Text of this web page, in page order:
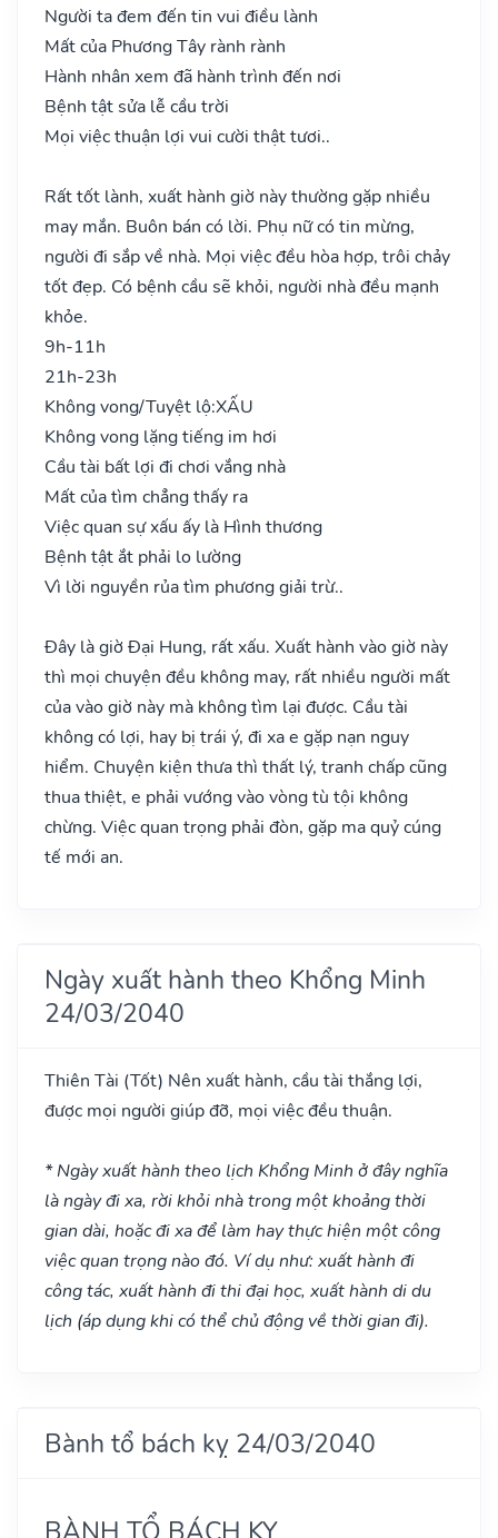
Người ta đem đến tin vui điều lành
Mất của Phương Tây rành rành
Hành nhân xem đã hành trình đến nơi
Bệnh tật sửa lễ cầu trời
Mọi việc thuận lợi vui cười thật tươi..
Rất tốt lành, xuất hành giờ này thường gặp nhiều
may mắn. Buôn bán có lời. Phụ nữ có tin mừng,
người đi sắp về nhà. Mọi việc đều hòa hợp, trôi chảy
tốt đẹp. Có bệnh cầu sẽ khỏi, người nhà đều mạnh
khỏe.
9h-11h
21h-23h
Không vong/Tuyệt lộ:XẤU
Không vong lặng tiếng im hơi
Cầu tài bất lợi đi chơi vắng nhà
Mất của tìm chẳng thấy ra
Việc quan sự xấu ấy là Hình thương
Bệnh tật ắt phải lo lường
Vì lời nguyền rủa tìm phương giải trừ..
Đây là giờ Đại Hung, rất xấu. Xuất hành vào giờ này
thì mọi chuyện đều không may, rất nhiều người mất
của vào giờ này mà không tìm lại được. Cầu tài
không có lợi, hay bị trái ý, đi xa e gặp nạn nguy
hiểm. Chuyện kiện thưa thì thất lý, tranh chấp cũng
thua thiệt, e phải vướng vào vòng tù tội không
chừng. Việc quan trọng phải đòn, gặp ma quỷ cúng
tế mới an.
Ngày xuất hành theo Khổng Minh
24/03/2040
Thiên Tài (Tốt) Nên xuất hành, cầu tài thắng lợi,
được mọi người giúp đỡ, mọi việc đều thuận.
* Ngày xuất hành theo lịch Khổng Minh ở đây nghĩa
là ngày đi xa, rời khỏi nhà trong một khoảng thời
gian dài, hoặc đi xa để làm hay thực hiện một công
việc quan trọng nào đó. Ví dụ như: xuất hành đi
công tác, xuất hành đi thi đại học, xuất hành di du
lịch (áp dụng khi có thể chủ động về thời gian đi).
Bành tổ bách kỵ 24/03/2040